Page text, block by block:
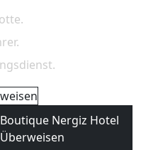
Boutique Nergiz Hotel
Überweisen